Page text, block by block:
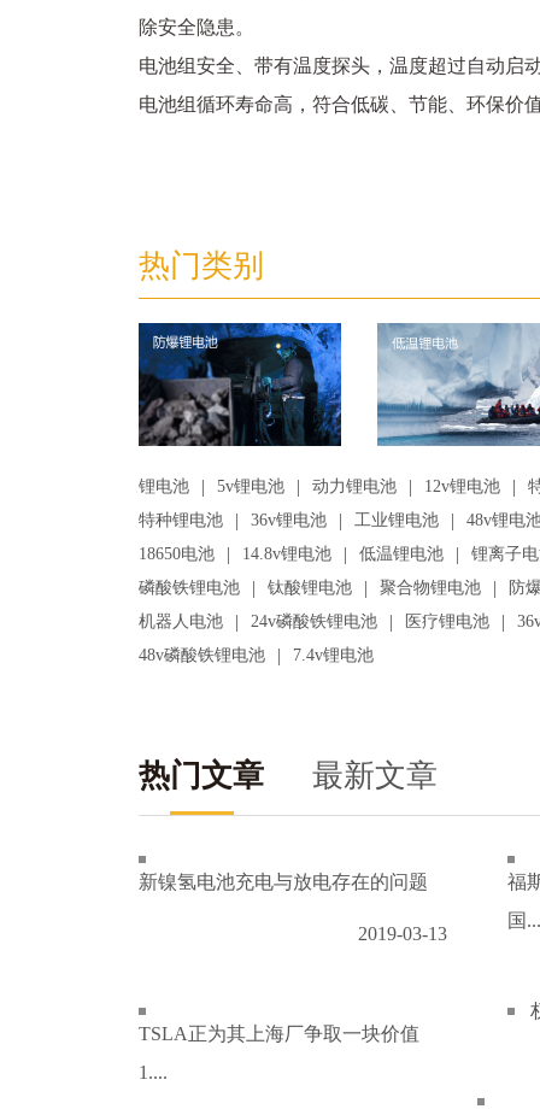
除安全隐患。
电池组安全、带有温度探头，温度超过自动启
电池组循环寿命高，符合低碳、节能、环保价
热门类别
锂电池 | 5v锂电池 | 动力锂电池 | 12v锂电池 |
特种锂电池
| 36v锂电池 | 工业锂电池 |
48v锂电
18650电池
| 14.8v锂电池 | 低温锂电池 |
锂离子
磷酸铁锂电池
| 钛酸锂电池 | 聚合物锂电池 |
防
机器人电池
| 24v磷酸铁锂电池 | 医疗锂电池 |
48v磷酸铁锂电池
| 7.4v锂电池
热门文章 最新文章
新镍氢电池充电与放电存在的问题
2019-03-13
福
国
TSLA正为其上海厂争取一块价值
1....